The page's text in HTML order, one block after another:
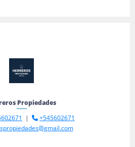
Propiedades
|
+545602671